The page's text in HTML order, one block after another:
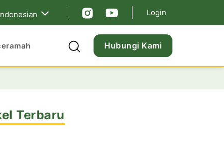
Login
Hubungi Kami
Terbaru